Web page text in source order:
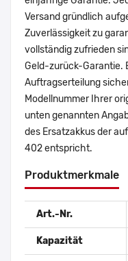
Versand gründlich
Zuverlässigkeit zu
vollständig zufrieden
Geld-zurück-Garantie.
Auftragserteilung
Modellnummer Ihrer
unten genannten
des Ersatzakkus der
402 entspricht.
Produktmerkmale
Art.-Nr.
Kapazität